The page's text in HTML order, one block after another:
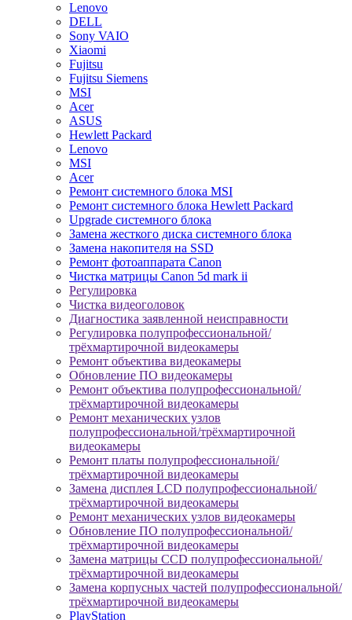
Lenovo
DELL
Sony VAIO
Xiaomi
Fujitsu
Fujitsu Siemens
MSI
Acer
ASUS
Hewlett Packard
Lenovo
MSI
Acer
Ремонт системного блока MSI
Ремонт системного блока Hewlett Packard
Upgrade системного блока
Замена жесткого диска системного блока
Замена накопителя на SSD
Ремонт фотоаппарата Canon
Чистка матрицы Canon 5d mark ii
Регулировка
Чистка видеоголовок
Диагностика заявленной неисправности
Регулировка полупрофессиональной/
трёхмартирочной видеокамеры
Ремонт объектива видеокамеры
Обновление ПО видеокамеры
Ремонт объектива полупрофессиональной/
трёхмартирочной видеокамеры
Ремонт механических узлов
полупрофессиональной/трёхмартирочной
видеокамеры
Ремонт платы полупрофессиональной/
трёхмартирочной видеокамеры
Замена дисплея LCD полупрофессиональной/
трёхмартирочной видеокамеры
Ремонт механических узлов видеокамеры
Обновление ПО полупрофессиональной/
трёхмартирочной видеокамеры
Замена матрицы CCD полупрофессиональной/
трёхмартирочной видеокамеры
Замена корпусных частей полупрофессиональной/
трёхмартирочной видеокамеры
PlayStation